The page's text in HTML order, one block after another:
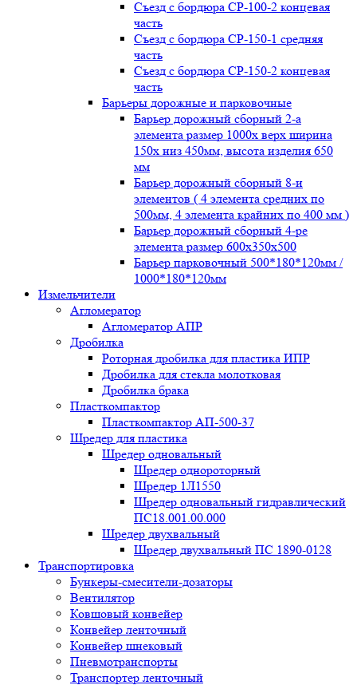
Съезд с бордюра СР-100-2 концевая
часть
Съезд с бордюра СР-150-1 средняя
часть
Съезд с бордюра СР-150-2 концевая
часть
Барьеры дорожные и парковочные
Барьер дорожный сборный 2-а
элемента размер 1000x верх ширина
150x низ 450мм, высота изделия 650
мм
Барьер дорожный сборный 8-и
элементов ( 4 элемента средних по
500мм, 4 элемента крайних по 400 мм )
Барьер дорожный сборный 4-ре
элемента размер 600x350x500
Барьер парковочный 500*180*120мм /
1000*180*120мм
Измельчители
Агломератор
Агломератор АПР
Дробилка
Роторная дробилка для пластика ИПР
Дробилка для стекла молотковая
Дробилка брака
Пласткомпактор
Пласткомпактор АП-500-37
Шредер для пластика
Шредер одновальный
Шредер однороторный
Шредер 1Л1550
Шредер одновальный гидравлический
ПС18.001.00.000
Шредер двухвальный
Шредер двухвальный ПС 1890-0128
Транспортировка
Бункеры-смесители-дозаторы
Вентилятор
Ковшовый конвейер
Конвейер ленточный
Конвейер шнековый
Пневмотранспорты
Транспортер ленточный